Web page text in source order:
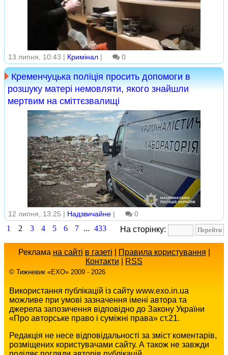
13 липня, 10:43 | Кримінал | 0
Кременчуцька поліція просить допомоги в
розшуку матері немовляти, якого знайшли
мертвим на сміттєзвалищі
12 липня, 13:25 | Надзвичайне | 0
На сторінку:
1 2 3 4 5 6 7 ... 433
Реклама на сайті в газеті Правила користування
Контакти
RSS
© Тижневик «EХO» 2009 - 2026
Використання публікацій із сайту www.exo.in.ua
можливе при умові зазначення імені автора та
джерела запозичення відповідно до Закону України
«Про авторське право і суміжні права» ст.21.
Редакція не несе відповідальності за зміст коментарів,
розміщених користувачами сайту. А також не завжди